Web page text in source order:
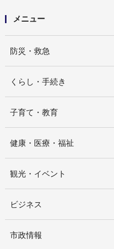
メニュー
防災・救急
くらし・手続き
子育て・教育
健康・医療・福祉
観光・イベント
ビジネス
市政情報